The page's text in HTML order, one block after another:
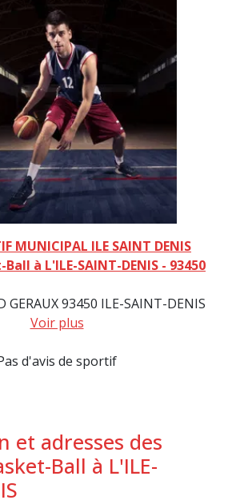
MUNICIPAL ILE SAINT DENIS
à L'ILE-SAINT-DENIS - 93450
GERAUX 93450 ILE-SAINT-DENIS
Voir plus
d'avis de sportif
et adresses des
Ball à L'ILE-